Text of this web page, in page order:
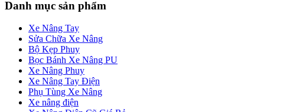
Danh mục sản phẩm
Xe Nâng Tay
Sửa Chữa Xe Nâng
Bộ Kẹp Phuy
Bọc Bánh Xe Nâng PU
Xe Nâng Phuy
Xe Nâng Tay Điện
Phụ Tùng Xe Nâng
Xe nâng điện